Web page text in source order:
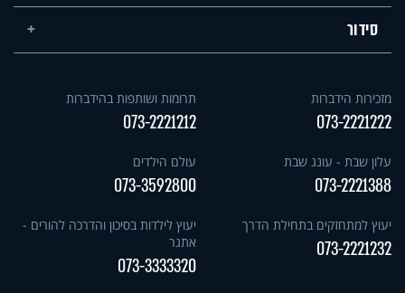
סידור
מזכירות הידברות
073-2221222
תרומות ושותפות בהידברות
073-2221212
עלון שבת - עונג שבת
073-2221388
עולם הילדים
073-3592800
יעוץ למתחזקים בתחילת הדרך
073-2221232
יעוץ לילדות בסיכון והדרכה להורים -
אתגר
073-3333320